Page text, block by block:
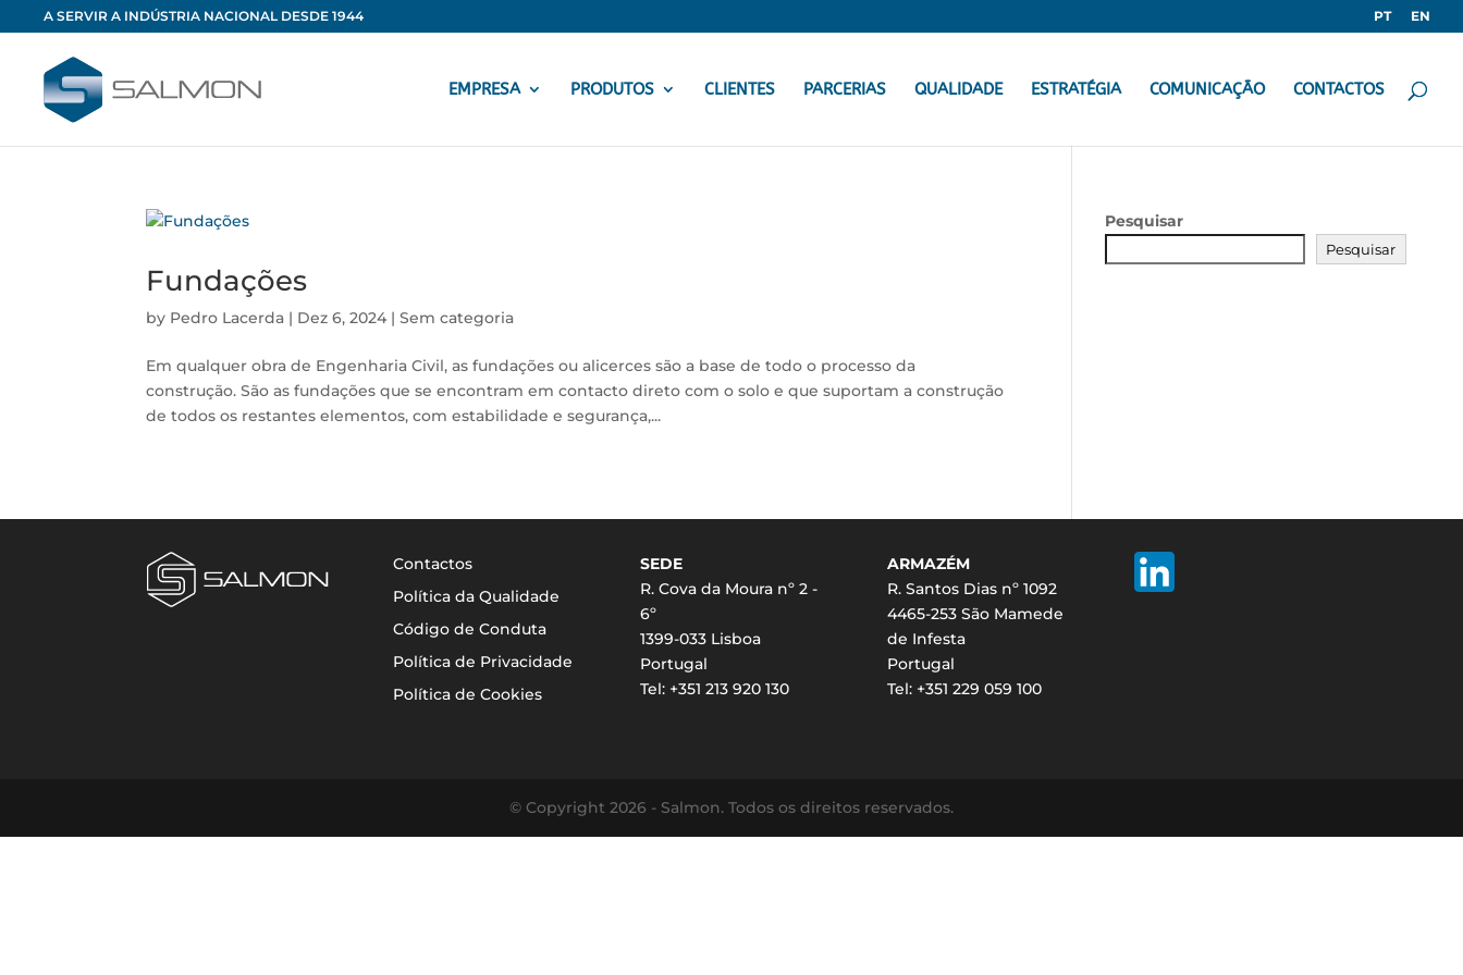
A SERVIR A INDÚSTRIA NACIONAL DESDE 1944 PT EN
EMPRESA PRODUTOS CLIENTES PARCERIAS QUALIDADE ESTRATÉGIA COMUNICAÇÃO CONTACTOS
Fundações
by Pedro Lacerda | Dez 6, 2024 |Sem categoria
Em qualquer obra de Engenharia Civil, as fundações ou alicerces são a base de todo o processo da
construção. São as fundações que se encontram em contacto direto com o solo e que suportam a construção
de todos os restantes elementos, com estabilidade e segurança,...
Pesquisar
Pesquisar
Contactos
Política da Qualidade
Código de Conduta
Política de Privacidade
Política de Cookies
SEDE
R. Cova da Moura nº 2 -
6º
1399-033 Lisboa
Portugal
Tel: +351 213 920 130
ARMAZÉM
R. Santos Dias nº 1092
4465-253 São Mamede
de Infesta
Portugal
Tel: +351 229 059 100
© Copyright 2026 - Salmon. Todos os direitos reservados.